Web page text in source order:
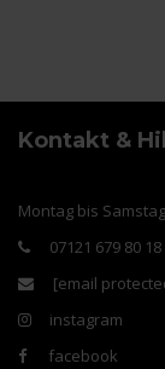
Kontakt &
Montag bis
07121 679 80 18
[email
instagram
facebook